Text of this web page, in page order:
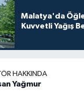
Malatya'da
Kuvvetli Yağış
HAKKINDA
Yağmur